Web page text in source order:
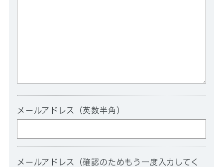
メールアドレス（英数半角）
メールアドレス（確認のためもう一度入力してく